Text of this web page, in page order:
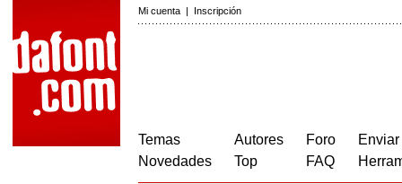
Mi cuenta | Inscripción
Temas
Novedades
Autores
Top
Foro
FAQ